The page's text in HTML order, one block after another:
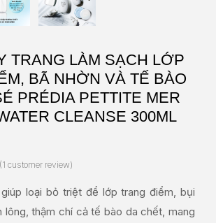
TRANG LÀM SẠCH LỚP
BÃ NHỜN VÀ TẾ BÀO
PRÉDIA PETTITE MER
CLEANSE 300ML
4.00out of 5 based on
(1 customer review)
loại bỏ triệt để lớp trang điểm, bụi
lông, thậm chí cả tế bào da chết, mang